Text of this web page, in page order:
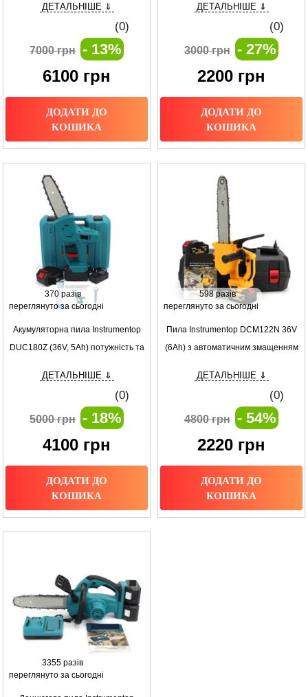
ДЕТАЛЬНІШЕ ⇓
(0)
7000 грн - 13%
6100 грн
ДОДАТИ ДО
КОШИКА
ДЕТАЛЬНІШЕ ⇓
(0)
3000 грн - 27%
2200 грн
ДОДАТИ ДО
КОШИКА
370 разів
переглянуто за сьогодні
Акумуляторна пила Instrumentop
DUC180Z (36V, 5Ah) потужність та
домашніх майстрів
ДЕТАЛЬНІШЕ ⇓
(0)
5000 грн - 18%
4100 грн
ДОДАТИ ДО
КОШИКА
598 разів
переглянуто за сьогодні
Пила Instrumentop DCM122N 36V
(6Аh) з автоматичним змащенням
ДЕТАЛЬНІШЕ ⇓
(0)
4800 грн - 54%
2220 грн
ДОДАТИ ДО
КОШИКА
3355 разів
переглянуто за сьогодні